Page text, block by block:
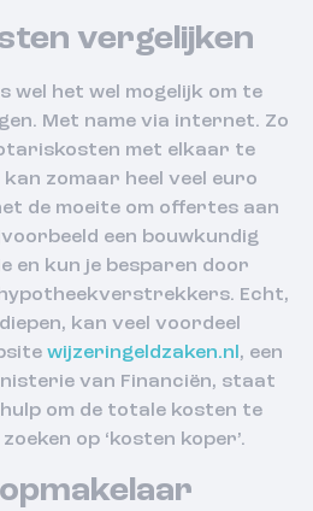
vergelijken
wel het wel mogelijk om te
Met name via internet. Zo
met elkaar te
zomaar heel veel euro
de moeite om offertes aan
een bouwkundig
en kun je besparen door
Echt,
kan veel voordeel
wijzeringeldzaken.nl , een
van Financiën, staat
om de totale kosten te
op ‘kosten koper’.